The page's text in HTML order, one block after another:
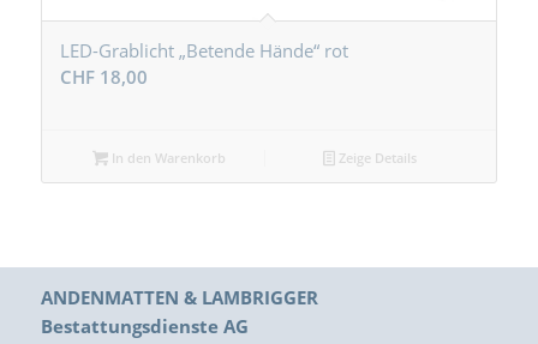
LED-Grablicht „Betende Hände“ rot
CHF18,00
In den Warenkorb Zeige Details
ANDENMATTEN & LAMBRIGGER
Bestattungsdienste AG